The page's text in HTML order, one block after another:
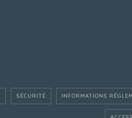
SÉCURITÉ INFORMATIONS